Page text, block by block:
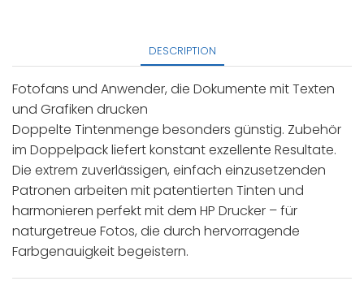
DESCRIPTION
Fotofans und Anwender, die Dokumente mit Texten
und Grafiken drucken
Doppelte Tintenmenge besonders günstig. Zubehör
im Doppelpack liefert konstant exzellente Resultate.
Die extrem zuverlässigen, einfach einzusetzenden
Patronen arbeiten mit patentierten Tinten und
harmonieren perfekt mit dem HP Drucker – für
naturgetreue Fotos, die durch hervorragende
Farbgenauigkeit begeistern.